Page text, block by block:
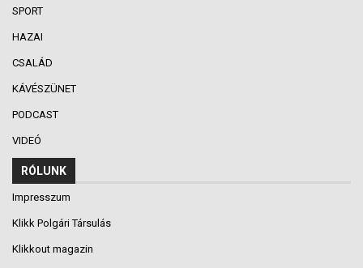
SPORT
HAZAI
CSALÁD
KÁVÉSZÜNET
PODCAST
VIDEÓ
RÓLUNK
Impresszum
Klikk Polgári Társulás
Klikkout magazin